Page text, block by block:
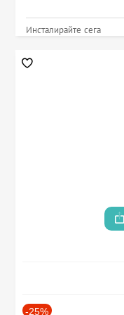
Инсталирайте сега
-25%